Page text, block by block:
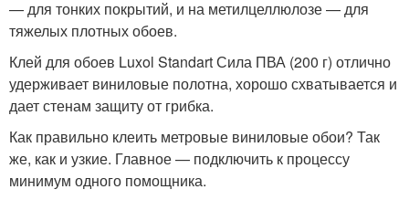
— для тонких покрытий, и на метилцеллюлозе — для
тяжелых плотных обоев.
Клей для обоев Luxol Standart Сила ПВА (200 г) отлично
удерживает виниловые полотна, хорошо схватывается и
дает стенам защиту от грибка.
Как правильно клеить метровые виниловые обои? Так
же, как и узкие. Главное — подключить к процессу
минимум одного помощника.